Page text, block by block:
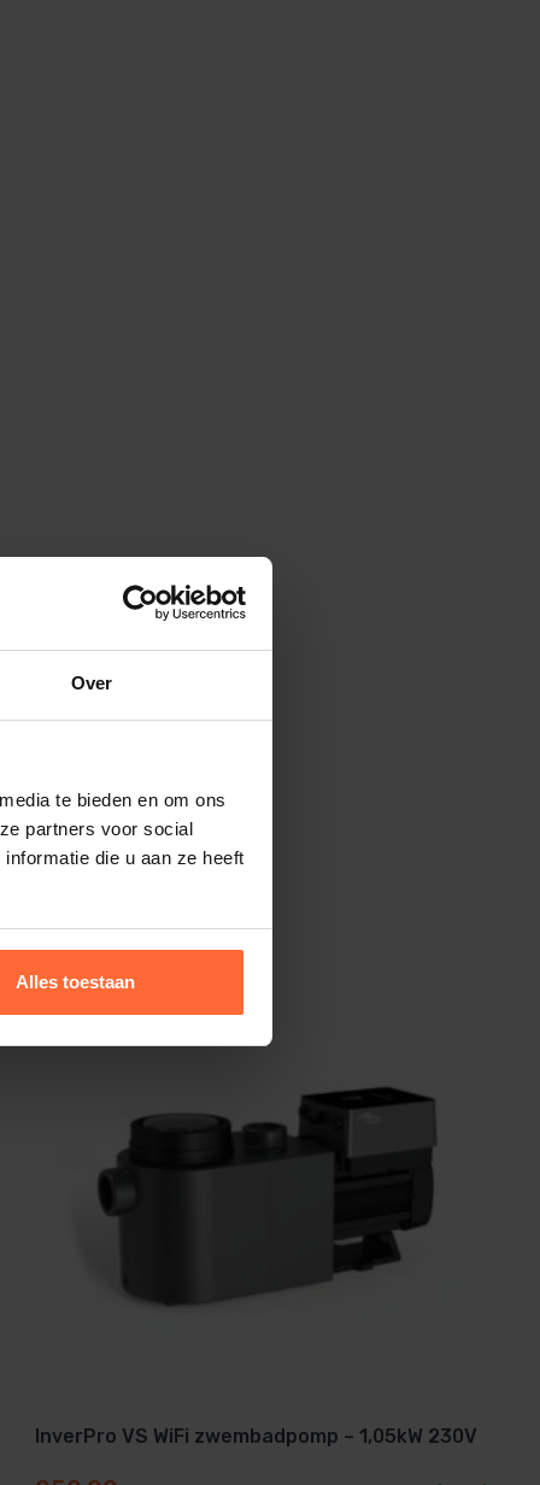
Over
te bieden en om ons
partners voor social
die u aan ze heeft
Alles toestaan
InverPro VS WiFi zwembadpomp – 1,05kW 230V